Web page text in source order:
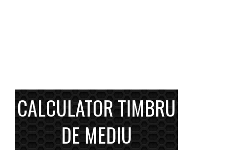
CALCULATOR TIMBRU
DE MEDIU